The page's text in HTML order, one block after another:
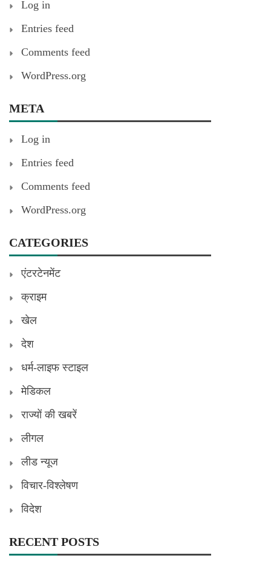
Log in
Entries feed
Comments feed
WordPress.org
META
Log in
Entries feed
Comments feed
WordPress.org
CATEGORIES
एंटरटेनमेंट
क्राइम
खेल
देश
धर्म-लाइफ स्टाइल
मेडिकल
राज्यों की खबरें
लीगल
लीड न्यूज
विचार-विश्लेषण
विदेश
RECENT POSTS